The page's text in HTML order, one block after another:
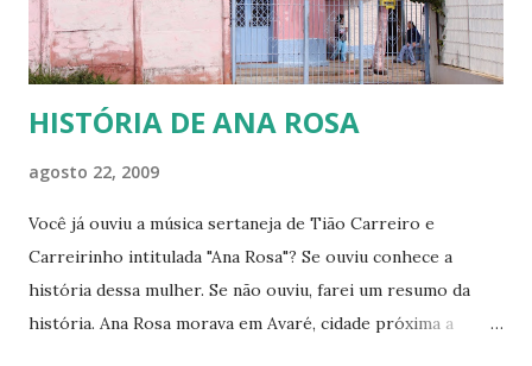
jornal e colocá-los dent...
HISTÓRIA DE ANA ROSA
agosto 22, 2009
Você já ouviu a música sertaneja de Tião Carreiro e
Carreirinho intitulada "Ana Rosa"? Se ouviu conhece a
história dessa mulher. Se não ouviu, farei um resumo da
história. Ana Rosa morava em Avaré, cidade próxima a